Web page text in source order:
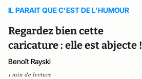
IL PARAIT QUE C’EST DE L’HUMOUR
Regardez bien cette
caricature : elle est abjecte !
Benoît Rayski
1 min de lecture